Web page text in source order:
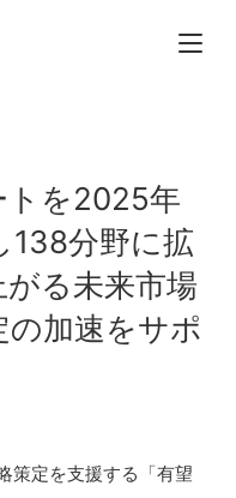
トを2025年
138分野に拡
る未来市場
の加速をサポ
策定を支援する「有望